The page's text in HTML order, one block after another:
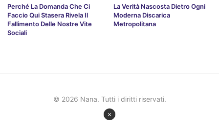
Perché La Domanda Che Ci
Faccio Qui Stasera Rivela Il
Fallimento Delle Nostre Vite
Sociali
La Verità Nascosta Dietro Ogni
Moderna Discarica
Metropolitana
×
© 2026 Nana. Tutti i diritti riservati.